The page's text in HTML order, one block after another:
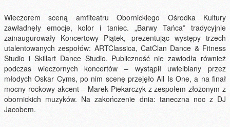
Wieczorem sceną amfiteatru Obornickiego Ośrodka Kultury
zawładnęły emocje, kolor i taniec. „Barwy Tańca” tradycyjnie
zainaugurowały Koncertowy Piątek, prezentując występy trzech
utalentowanych zespołów: ARTClassica, CatClan Dance & Fitness
Studio i Skillart Dance Studio. Publiczność nie zawiodła również
podczas wieczornych koncertów – wystąpił uwielbiany przez
młodych Oskar Cyms, po nim scenę przejęło All Is One, a na finał
mocny rockowy akcent – Marek Piekarczyk z zespołem złożonym z
obornickich muzyków. Na zakończenie dnia: taneczna noc z DJ
Jacobem.